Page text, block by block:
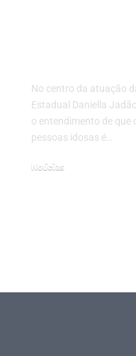
No centro da atuação
Estadual Daniella
o entendimento de que
pessoas idosas é…
Notícias